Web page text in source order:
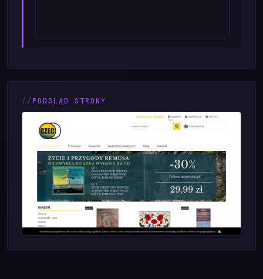
PODGLĄD STRONY